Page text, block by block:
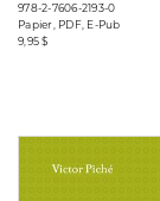
978-2-7606-2193-0
Papier, PDF, E-Pub
9,95 $